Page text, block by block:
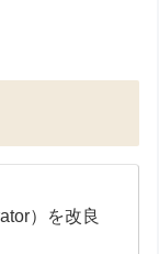
）を改良